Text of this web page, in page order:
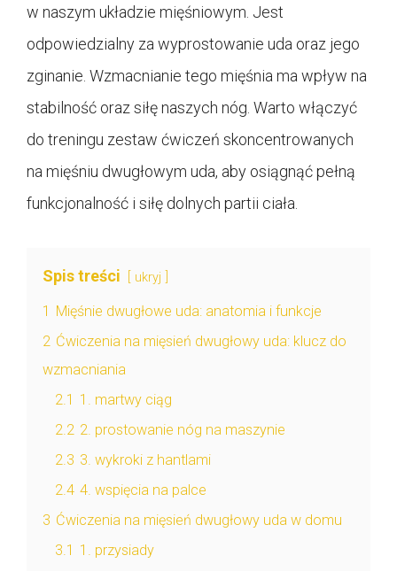
w naszym układzie mięśniowym. Jest
odpowiedzialny za wyprostowanie uda oraz jego
zginanie. Wzmacnianie tego mięśnia ma wpływ na
stabilność oraz siłę naszych nóg. Warto włączyć
do treningu zestaw ćwiczeń skoncentrowanych
na mięśniu dwugłowym uda, aby osiągnąć pełną
funkcjonalność i siłę dolnych partii ciała.
Spis treści ukryj
1 Mięśnie dwugłowe uda: anatomia i funkcje
2 Ćwiczenia na mięsień dwugłowy uda: klucz do
wzmacniania
2.1 1. martwy ciąg
2.2 2. prostowanie nóg na maszynie
2.3 3. wykroki z hantlami
2.4 4. wspięcia na palce
3 Ćwiczenia na mięsień dwugłowy uda w domu
3.1 1. przysiady